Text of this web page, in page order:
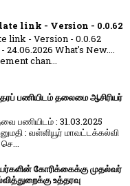
link - Version - 0.0.62
link - Version - 0.0.62
24.06.2026 What's New....
chan...
பணியிடம் தலைமை ஆசிரியர்
பணியிடம் : 31.03.2025
: வள்ளியூர் மாவட்டக்கல்வி
கோரிக்கைக்கு முதல்வர்
உத்தரவு